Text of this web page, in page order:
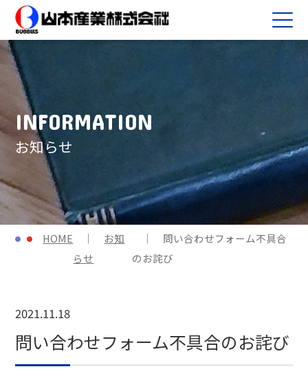
INFORMATION
お知らせ
HOME
お知
らせ
問い合わせフォーム不具合
のお詫び
2021.11.18
問い合わせフォーム不具合のお詫び